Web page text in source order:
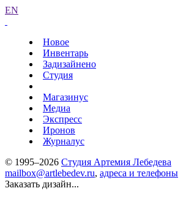
EN
Новое
Инвентарь
Задизайнено
Студия
Магазинус
Медиа
Экспресс
Иронов
Журналус
© 1995–2026 Студия Артемия Лебедева
mailbox@artlebedev.ru, адреса и телефоны
Заказать дизайн...